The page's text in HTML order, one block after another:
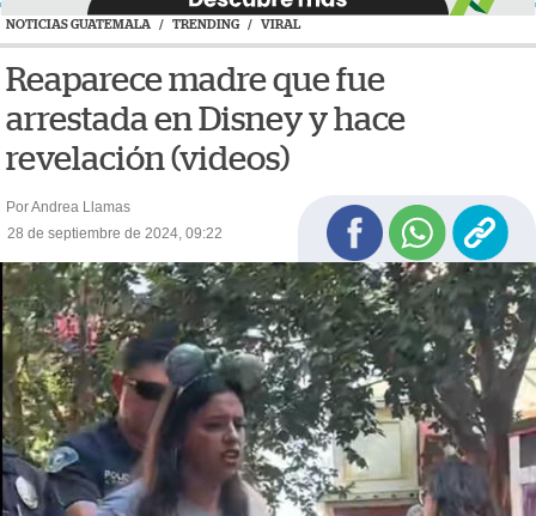
NOTICIAS GUATEMALA / TRENDING / VIRAL
Reaparece madre que fue
arrestada en Disney y hace
revelación (videos)
Por Andrea Llamas
28 de septiembre de 2024, 09:22